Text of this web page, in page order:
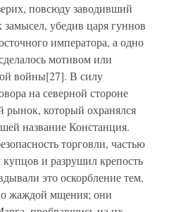
повсюду заводивший
убедив царя гуннов
императора, а одно
мотивом или
войны[27]. В силу
на северной стороне
который охранялся
название Констанция.
торговли, частью
и разрушил крепость
это оскорбление тем,
жаждой мщения; они